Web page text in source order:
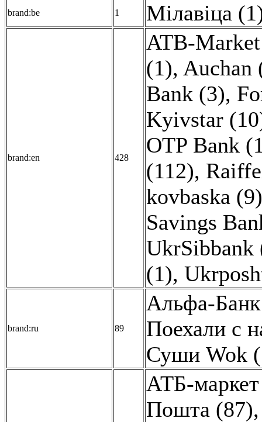
brand:be 1 Мілавіца
brand:en 428
ATB-
(1), Auchan
Bank (3),
Kyivstar
OTP Bank
(112),
kovbaska (9)
Savings
UkrSibbank
(1),
brand:ru 89
Альфа-
Поехали с
Суши Wok
АТБ-
Пошта (87)